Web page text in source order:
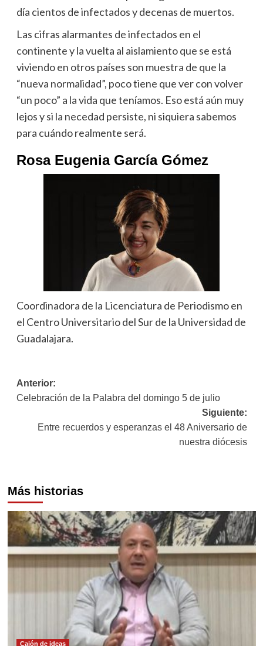
día cientos de infectados y decenas de muertos.
Las cifras alarmantes de infectados en el
continente y la vuelta al aislamiento que se está
viviendo en otros países son muestra de que la
“nueva normalidad”, poco tiene que ver con volver
“un poco” a la vida que teníamos. Eso está aún muy
lejos y si la necedad persiste, ni siquiera sabemos
para cuándo realmente será.
Rosa Eugenia García Gómez
Coordinadora de la Licenciatura de Periodismo en
el Centro Universitario del Sur de la Universidad de
Guadalajara.
Navegación
de
entradas
Anterior:
Celebración de la Palabra del domingo 5 de julio
Siguiente:
Entre recuerdos y esperanzas el 48 Aniversario de
nuestra diócesis
Más historias
Cajón de ideas